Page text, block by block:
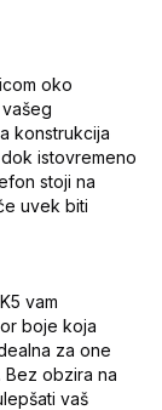
oko
konstrukcija
istovremeno
stoji na
uvek biti
vam
boje koja
za one
obzira na
vaš